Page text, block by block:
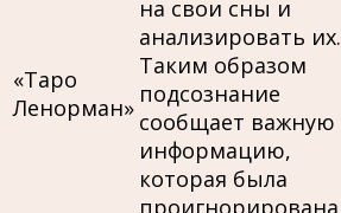
«Таро
Ленорман»
на свои сны и
анализировать их.
Таким образом
подсознание
сообщает важную
информацию,
которая была
проигнорирована